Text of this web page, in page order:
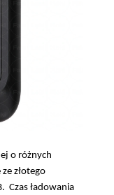
o różnych
złotego
Czas ładowania